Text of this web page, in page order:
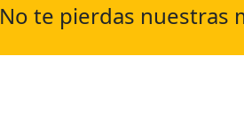
No te pierdas nuestras